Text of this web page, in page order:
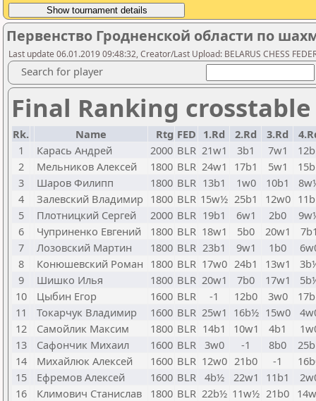
Первенство Гродненской области по
Last update 06.01.2019 09:48:32, Creator/Last Upload: BELARUS CHESS
Search for player
Final Ranking
Rk. Name Rtg FED 1.Rd 2.Rd 3.Rd
1
Карась Андрей 2000 BLR 21w1 3b1 7w1
2
Мельников Алексей 1800 BLR 24w1 17b1 5w1
3
Шаров Филипп 1800 BLR 13b1 1w0 10b1
4
Залевский Владимир 1800 BLR 15w½ 25b1 12w0
5
Плотницкий Сергей 2000 BLR 19b1 6w1 2b0
6
Чуприненко Евгений 1800 BLR 18w1 5b0 20w1
7
Лозовский Мартин 1800 BLR 23b1 9w1 1b0
8
Конюшевский Роман 1800 BLR 17w0 24b1 13w1
9
Шишко Илья 1800 BLR 20w1 7b0 17w1
10
Цыбин Егор 1600 BLR -1 12b0 3w0
11
Токарчук Владимир 1600 BLR 25w1 16b½ 15w0
12
Самойлик Максим 1800 BLR 14b1 10w1 4b1
13
Сафончик Михаил 1600 BLR 3w0 -1 8b0
14
Михайлюк Алексей 1600 BLR 12w0 21b0 -1
15
Ефремов Алексей 1600 BLR 4b½ 22w1 11b1
16
Климович Станислав 1800 BLR 22b½ 11w½ 21b0